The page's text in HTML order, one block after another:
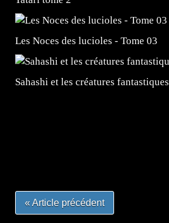
Les Noces des lucioles - Tome 03
Sahashi et les créatures fantastiques
« Article précédent